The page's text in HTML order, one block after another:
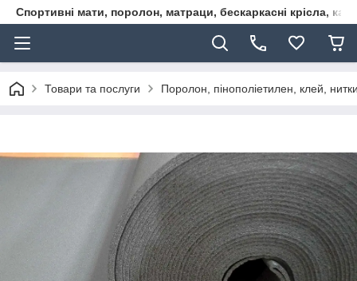
Спортивні мати, поролон, матраци, бескаркасні крісла,
Товари та послуги Поролон, пінополіетилен, клей,